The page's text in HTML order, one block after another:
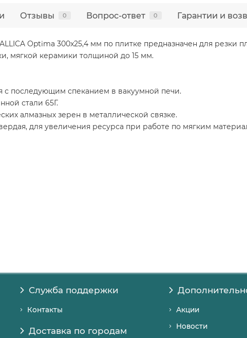
Отзывы 0 Вопрос-ответ 0 Гарантии и
Optima 300x25,4 мм по плитке предназначен для резки
мягкой керамики толщиной до 15 мм.
с последующим спеканием в вакуумной печи.
стали 65Г.
алмазных зерен в металлической связке.
для увеличения ресурса при работе по мягким
Служба поддержки
Контакты
Доставка по городам
Акции
Новости